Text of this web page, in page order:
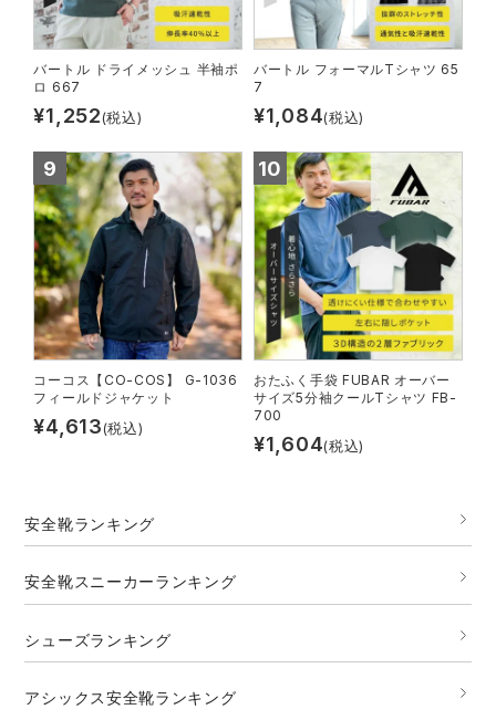
バートル ドライメッシュ 半袖ポ
ロ 667
¥1,252(税込)
バートル フォーマルTシャツ 65
7
¥1,084(税込)
コーコス【CO-COS】 G-1036
フィールドジャケット
¥4,613(税込)
おたふく手袋 FUBAR オーバー
サイズ5分袖クールTシャツ FB-
700
¥1,604(税込)
安全靴ランキング
安全靴スニーカーランキング
シューズランキング
アシックス安全靴ランキング